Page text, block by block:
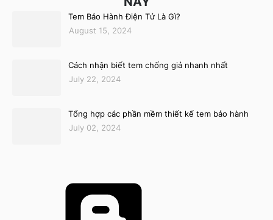
Tem Bảo Hành Điện Tử Là Gì?
August 15, 2024
Cách nhận biết tem chống giả nhanh nhất
July 22, 2024
Tổng hợp các phần mềm thiết kế tem bảo hành
July 02, 2024